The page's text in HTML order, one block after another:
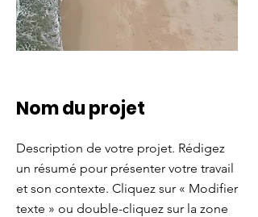
Nom du projet
Description de votre projet. Rédigez
un résumé pour présenter votre travail
et son contexte. Cliquez sur « Modifier
texte » ou double-cliquez sur la zone